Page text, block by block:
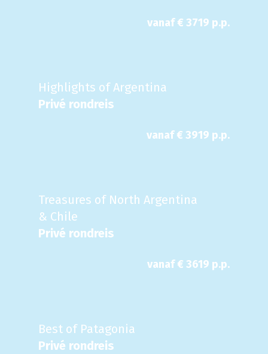
vanaf € 3719 p.p.
Highlights of Argentina
Privé rondreis
vanaf € 3919 p.p.
Treasures of North Argentina
& Chile
Privé rondreis
vanaf € 3619 p.p.
Best of Patagonia
Privé rondreis